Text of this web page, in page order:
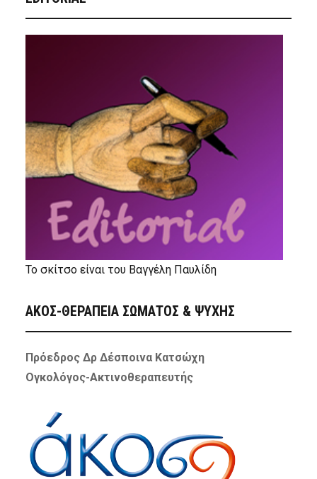
Το σκίτσο είναι του Βαγγέλη Παυλίδη
ΑΚΟΣ-ΘΕΡΑΠΕΙΑ ΣΩΜΑΤΟΣ & ΨΥΧΗΣ
Πρόεδρος Δρ Δέσποινα Κατσώχη
Ογκολόγος-Ακτινοθεραπευτής